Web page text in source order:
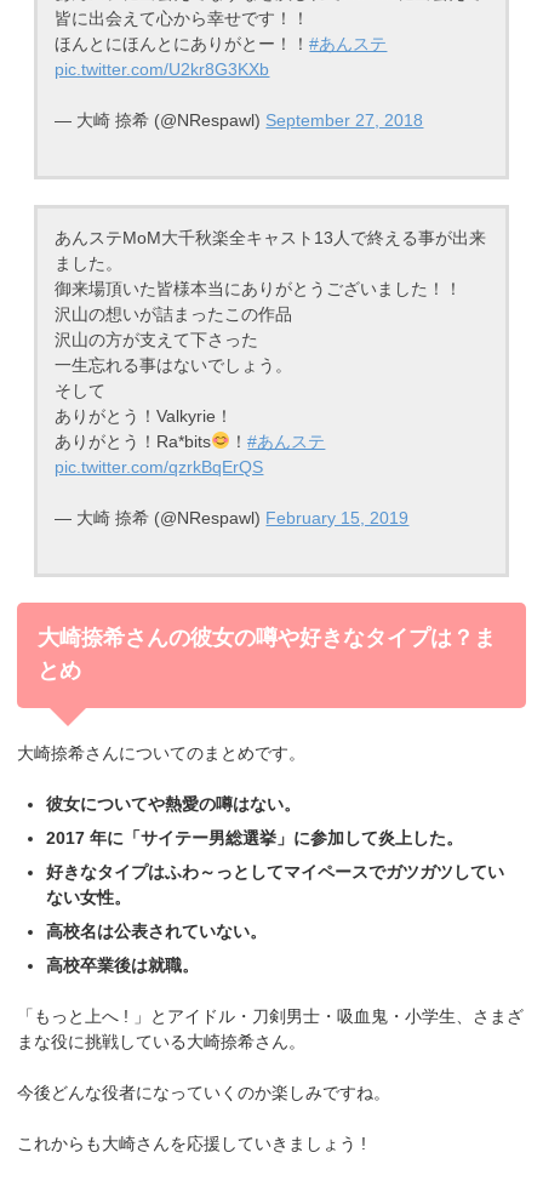
皆に出会えて心から幸せです！！
ほんとにほんとにありがとー！！#あんステ
pic.twitter.com/U2kr8G3KXb
— 大崎 捺希 (@NRespawl) September 27, 2018
あんステMoM大千秋楽全キャスト13人で終える事が出来
ました。
御来場頂いた皆様本当にありがとうございました！！
沢山の想いが詰まったこの作品
沢山の方が支えて下さった
一生忘れる事はないでしょう。
そして
ありがとう！Valkyrie！
ありがとう！Ra*bits
！#あんステ
pic.twitter.com/qzrkBqErQS
— 大崎 捺希 (@NRespawl) February 15, 2019
大崎捺希さんの彼女の噂や好きなタイプは？ま
とめ
大崎捺希さんについてのまとめです。
彼女についてや熱愛の噂はない。
2017 年に「サイテー男総選挙」に参加して炎上した。
好きなタイプはふわ～っとしてマイペースでガツガツしてい
ない女性。
高校名は公表されていない。
高校卒業後は就職。
「もっと上へ ! 」とアイドル・刀剣男士・吸血鬼・小学生、さまざ
まな役に挑戦している大崎捺希さん。
今後どんな役者になっていくのか楽しみですね。
これからも大崎さんを応援していきましょう !